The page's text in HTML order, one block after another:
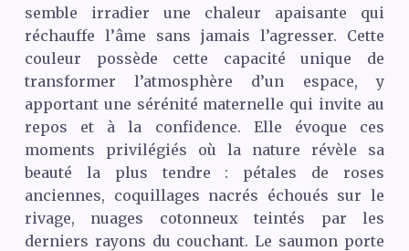
semble irradier une chaleur apaisante qui
réchauffe l’âme sans jamais l’agresser. Cette
couleur possède cette capacité unique de
transformer l’atmosphère d’un espace, y
apportant une sérénité maternelle qui invite au
repos et à la confidence. Elle évoque ces
moments privilégiés où la nature révèle sa
beauté la plus tendre : pétales de roses
anciennes, coquillages nacrés échoués sur le
rivage, nuages cotonneux teintés par les
derniers rayons du couchant. Le saumon porte